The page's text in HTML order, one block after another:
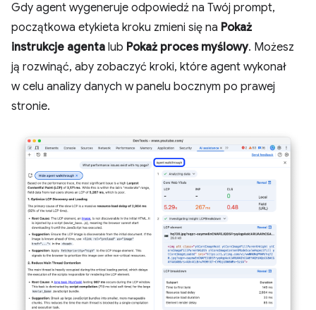
Gdy agent wygeneruje odpowiedź na Twój prompt,
początkowa etykieta kroku zmieni się na Pokaż
instrukcje agenta lub Pokaż proces myślowy. Możesz
ją rozwinąć, aby zobaczyć kroki, które agent wykonał
w celu analizy danych w panelu bocznym po prawej
stronie.